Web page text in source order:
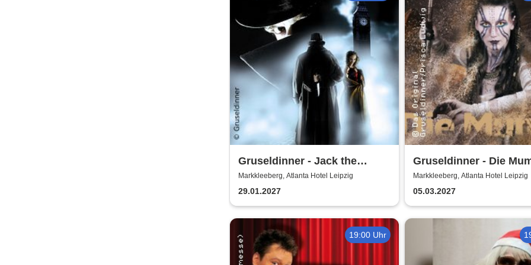
Gruseldinner - Jack the
Ripper
Markkleeberg, Atlanta Hotel Leipzig
29.01.2027
Gruseldinner - Die
Markkleeberg, Atlanta Hotel Leipzig
05.03.2027
19:00 Uhr